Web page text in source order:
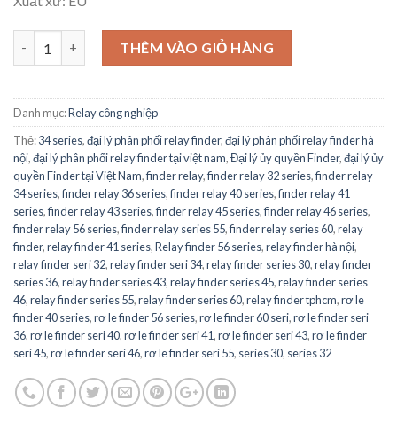
60 Series - General Purpose Relays 6 - 10 A - Rơ le Finder seri 60
THÊM VÀO GIỎ HÀNG
Danh mục:Relay công nghiệp
Thẻ:34 series,đại lý phân phối relay finder,đại lý phân phối relay finder hà
nội,đại lý phân phối relay finder tại việt nam,Đại lý ủy quyền Finder,đại lý ủy
quyền Finder tại Việt Nam,finder relay,finder relay 32 series,finder relay
34 series,finder relay 36 series,finder relay 40 series,finder relay 41
series,finder relay 43 series,finder relay 45 series,finder relay 46 series,
finder relay 56 series,finder relay series 55,finder relay series 60,relay
finder,relay finder 41 series,Relay finder 56 series,relay finder hà nội,
relay finder seri 32,relay finder seri 34,relay finder series 30,relay finder
series 36,relay finder series 43,relay finder series 45,relay finder series
46,relay finder series 55,relay finder series 60,relay finder tphcm,rơ le
finder 40 series,rơ le finder 56 series,rơ le finder 60 seri,rơ le finder seri
36,rơ le finder seri 40,rơ le finder seri 41,rơ le finder seri 43,rơ le finder
seri 45,rơ le finder seri 46,rơ le finder seri 55, series 30, series 32